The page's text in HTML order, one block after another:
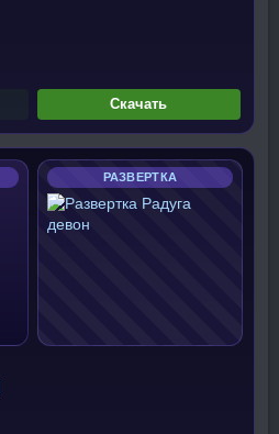
Скачать
РАЗВЕРТКА